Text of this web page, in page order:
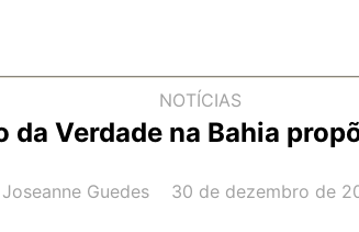
NOTÍCIAS
da Verdade na Bahia
AUTOR(A):
Joseanne Guedes DATA:
30 de dezembro de